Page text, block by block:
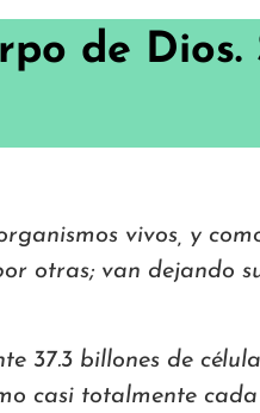
de Dios.
vivos, y
otras; van dejando
billones de
casi totalmente